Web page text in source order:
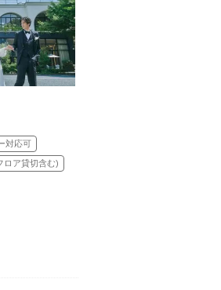
対応可
ロア貸切含む)